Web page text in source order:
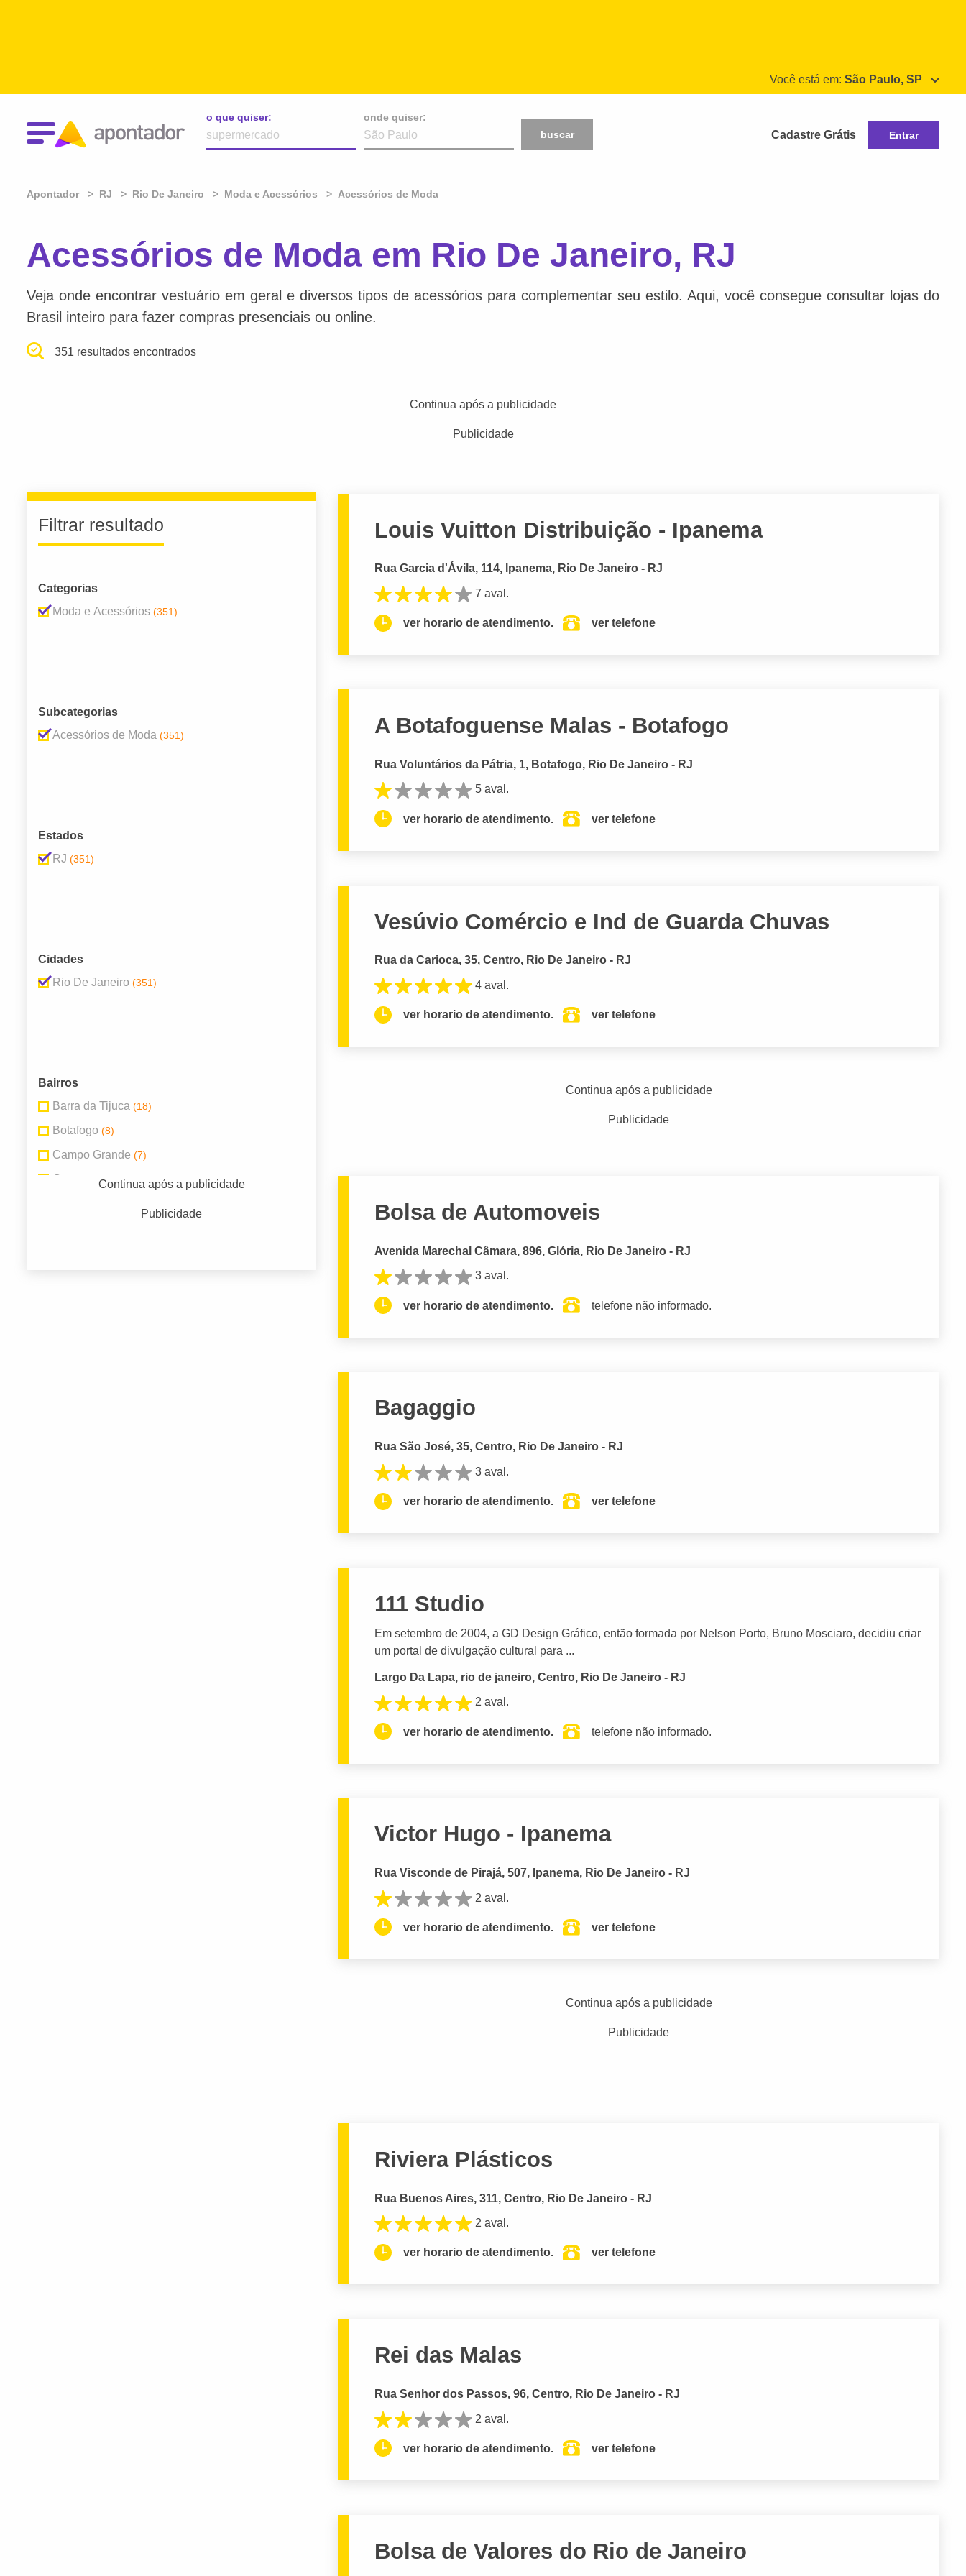
Você está em: São Paulo, SP
o que quiser:
onde quiser:
buscar
Cadastre Grátis Entrar
Apontador RJ Rio De Janeiro Moda e Acessórios Acessórios de Moda
Acessórios de Moda em Rio De Janeiro, RJ
Veja onde encontrar vestuário em geral e diversos tipos de acessórios para complementar seu estilo. Aqui, você consegue consultar lojas do
Brasil inteiro para fazer compras presenciais ou online.
351 resultados encontrados
Continua após a publicidade
Publicidade
Filtrar resultado
Categorias
Moda e Acessórios (351)
Subcategorias
Acessórios de Moda (351)
Estados
RJ (351)
Cidades
Rio De Janeiro (351)
Bairros
Barra da Tijuca (18)
Botafogo (8)
Campo Grande (7)
Centro (86)Continua após a publicidade
Publicidade
Louis Vuitton Distribuição - Ipanema
Rua Garcia d'Ávila, 114, Ipanema, Rio De Janeiro - RJ
7 aval.
ver horario de atendimento. ver telefone
A Botafoguense Malas - Botafogo
Rua Voluntários da Pátria, 1, Botafogo, Rio De Janeiro - RJ
5 aval.
ver horario de atendimento. ver telefone
Vesúvio Comércio e Ind de Guarda Chuvas
Rua da Carioca, 35, Centro, Rio De Janeiro - RJ
4 aval.
ver horario de atendimento. ver telefone
Continua após a publicidade
Publicidade
Bolsa de Automoveis
Avenida Marechal Câmara, 896, Glória, Rio De Janeiro - RJ
3 aval.
ver horario de atendimento. telefone não informado.
Bagaggio
Rua São José, 35, Centro, Rio De Janeiro - RJ
3 aval.
ver horario de atendimento. ver telefone
111 Studio
Em setembro de 2004, a GD Design Gráfico, então formada por Nelson Porto, Bruno Mosciaro, decidiu criar
um portal de divulgação cultural para ...
Largo Da Lapa, rio de janeiro, Centro, Rio De Janeiro - RJ
2 aval.
ver horario de atendimento. telefone não informado.
Victor Hugo - Ipanema
Rua Visconde de Pirajá, 507, Ipanema, Rio De Janeiro - RJ
2 aval.
ver horario de atendimento. ver telefone
Continua após a publicidade
Publicidade
Riviera Plásticos
Rua Buenos Aires, 311, Centro, Rio De Janeiro - RJ
2 aval.
ver horario de atendimento. ver telefone
Rei das Malas
Rua Senhor dos Passos, 96, Centro, Rio De Janeiro - RJ
2 aval.
ver horario de atendimento. ver telefone
Bolsa de Valores do Rio de Janeiro